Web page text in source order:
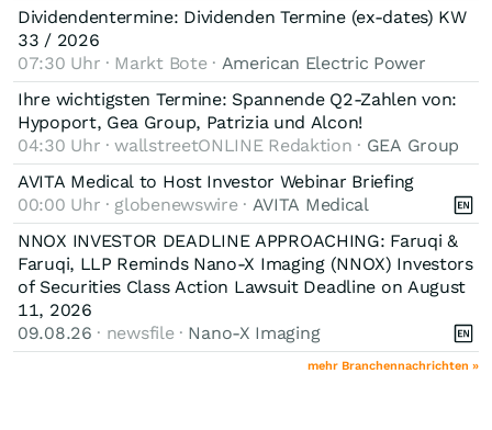
Dividendentermine: Dividenden Termine (ex-dates) KW
33 / 2026
07:30 Uhr · Markt Bote · American Electric Power
Ihre wichtigsten Termine: Spannende Q2-Zahlen von:
Hypoport, Gea Group, Patrizia und Alcon!
04:30 Uhr · wallstreetONLINE Redaktion · GEA Group
AVITA Medical to Host Investor Webinar Briefing
00:00 Uhr · globenewswire · AVITA Medical
NNOX INVESTOR DEADLINE APPROACHING: Faruqi &
Faruqi, LLP Reminds Nano-X Imaging (NNOX) Investors
of Securities Class Action Lawsuit Deadline on August
11, 2026
09.08.26 · newsfile · Nano-X Imaging
mehr Branchennachrichten »